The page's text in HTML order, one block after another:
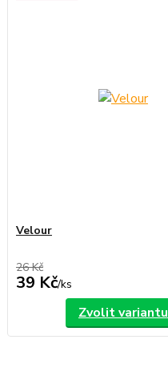
Velour
26 Kč
39 Kč/ks
Zvolit variantu